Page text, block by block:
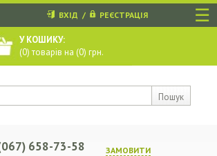
☰
Пошук
ВХІД / РЕЄСТРАЦІЯ
У КОШИКУ:
(0) товарів на (0) грн.
ЗАМОВИТИ
658-73-58